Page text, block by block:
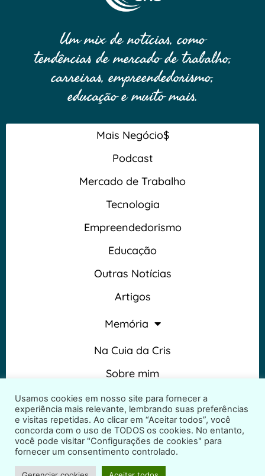
Um mix de notícias, como
tendências de mercado de trabalho,
carreiras, empreendedorismo,
educação e muito mais.
Mais Negócio$
Podcast
Mercado de Trabalho
Tecnologia
Empreendedorismo
Educação
Outras Notícias
Artigos
Memória
Na Cuia da Cris
Sobre mim
Termos e Condições
Usamos cookies em nosso site para fornecer a
experiência mais relevante, lembrando suas preferências
e visitas repetidas. Ao clicar em “Aceitar todos”, você
concorda com o uso de TODOS os cookies. No entanto,
você pode visitar "Configurações de cookies" para
fornecer um consentimento controlado.